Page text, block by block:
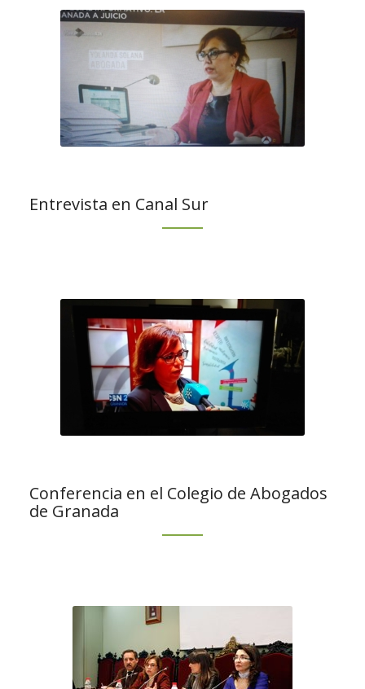
Entrevista en Canal Sur
Conferencia en el Colegio de Abogados
de Granada